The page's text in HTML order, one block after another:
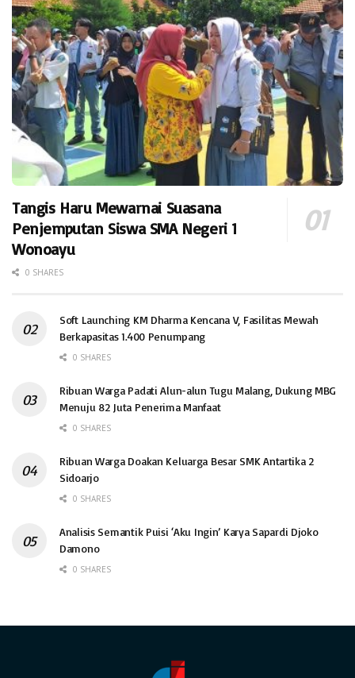
Tangis Haru Mewarnai Suasana
Penjemputan Siswa SMA Negeri 1
Wonoayu
0 SHARES
Soft Launching KM Dharma Kencana V, Fasilitas Mewah
Berkapasitas 1.400 Penumpang
0 SHARES
Ribuan Warga Padati Alun-alun Tugu Malang, Dukung MBG
Menuju 82 Juta Penerima Manfaat
0 SHARES
Ribuan Warga Doakan Keluarga Besar SMK Antartika 2
Sidoarjo
0 SHARES
Analisis Semantik Puisi ‘Aku Ingin’ Karya Sapardi Djoko
Damono
0 SHARES